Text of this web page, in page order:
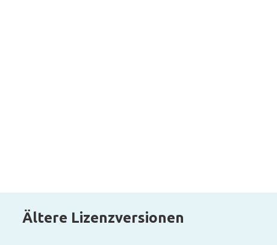
Ältere Lizenzversionen